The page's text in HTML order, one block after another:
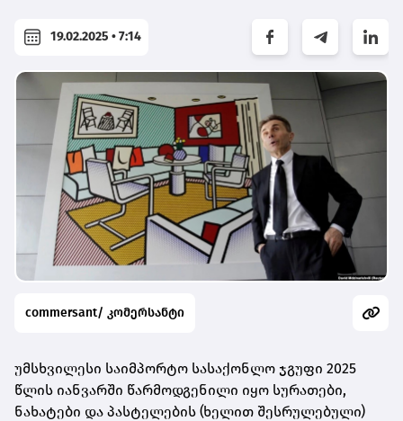
19.02.2025 • 7:14
commersant/ კომერსანტი
უმსხვილესი საიმპორტო სასაქონლო ჯგუფი 2025
წლის იანვარში წარმოდგენილი იყო სურათები,
ნახატები და პასტელების (ხელით შესრულებული)